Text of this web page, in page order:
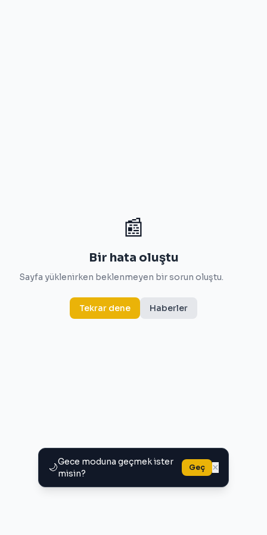
🌙Gece moduna geçmek ister
misin?
Geç ×
📰
Bir hata oluştu
Sayfa yüklenirken beklenmeyen bir sorun oluştu.
Tekrar dene Haberler